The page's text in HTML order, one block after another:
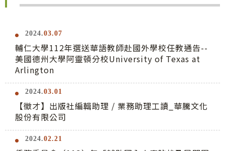
2024.03.07
輔仁大學112年選送華語教師赴國外學校任教通告--
美國德州大學阿靈頓分校University of Texas at
Arlington
2024.03.01
【徵才】出版社編輯助理 / 業務助理工讀_華騰文化
股份有限公司
2024.02.21